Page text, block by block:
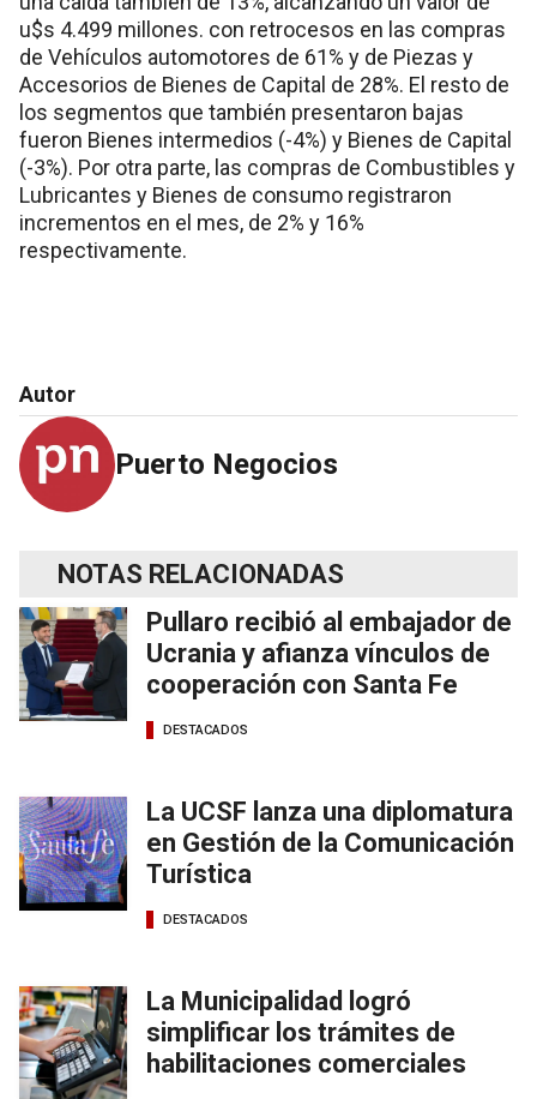
u$s 4.499 millones. con retrocesos en las compras
de Vehículos automotores de 61% y de Piezas y
Accesorios de Bienes de Capital de 28%. El resto de
los segmentos que también presentaron bajas
fueron Bienes intermedios (-4%) y Bienes de Capital
(-3%). Por otra parte, las compras de Combustibles y
Lubricantes y Bienes de consumo registraron
incrementos en el mes, de 2% y 16%
respectivamente.
Autor
Puerto Negocios
NOTAS RELACIONADAS
Pullaro recibió al embajador de
Ucrania y afianza vínculos de
cooperación con Santa Fe
DESTACADOS
La UCSF lanza una diplomatura
en Gestión de la Comunicación
Turística
DESTACADOS
La Municipalidad logró
simplificar los trámites de
habilitaciones comerciales